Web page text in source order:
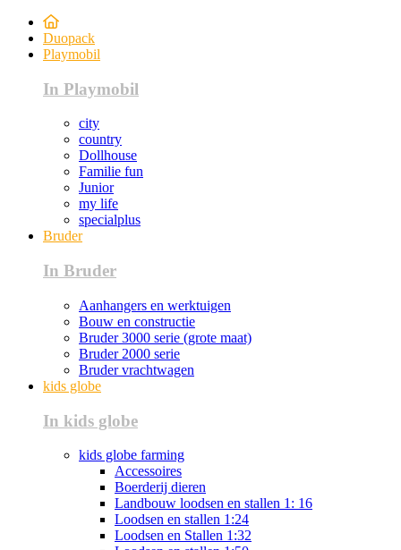
Duopack
Playmobil
In Playmobil
city
country
Dollhouse
Familie fun
Junior
my life
specialplus
Bruder
In Bruder
Aanhangers en werktuigen
Bouw en constructie
Bruder 3000 serie (grote maat)
Bruder 2000 serie
Bruder vrachtwagen
kids globe
In kids globe
kids globe farming
Accessoires
Boerderij dieren
Landbouw loodsen en stallen 1: 16
Loodsen en stallen 1:24
Loodsen en Stallen 1:32